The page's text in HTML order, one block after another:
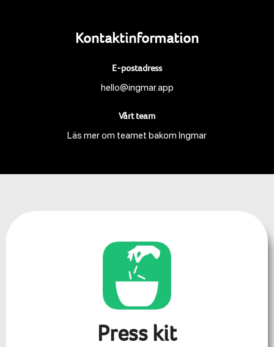
Kontaktinformation
E-postadress
hello@ingmar.app
Vårt team
Läs mer om teamet bakom Ingmar
Press kit